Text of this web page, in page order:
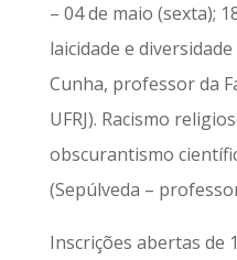
– 04 de maio (sexta);
laicidade e
Cunha, professor da
UFRJ). Racismo
obscurantismo
(Sepúlveda –
Inscrições abertas de